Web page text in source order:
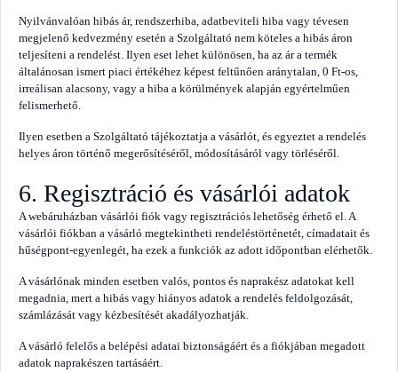
Nyilvánvalóan hibás ár, rendszerhiba, adatbeviteli hiba vagy tévesen
megjelenő kedvezmény esetén a Szolgáltató nem köteles a hibás áron
teljesíteni a rendelést. Ilyen eset lehet különösen, ha az ár a termék
általánosan ismert piaci értékéhez képest feltűnően aránytalan, 0 Ft-os,
irreálisan alacsony, vagy a hiba a körülmények alapján egyértelműen
felismerhető.
Ilyen esetben a Szolgáltató tájékoztatja a vásárlót, és egyeztet a rendelés
helyes áron történő megerősítéséről, módosításáról vagy törléséről.
6. Regisztráció és vásárlói adatok
A webáruházban vásárlói fiók vagy regisztrációs lehetőség érhető el. A
vásárlói fiókban a vásárló megtekintheti rendeléstörténetét, címadatait és
hűségpont-egyenlegét, ha ezek a funkciók az adott időpontban elérhetők.
A vásárlónak minden esetben valós, pontos és naprakész adatokat kell
megadnia, mert a hibás vagy hiányos adatok a rendelés feldolgozását,
számlázását vagy kézbesítését akadályozhatják.
A vásárló felelős a belépési adatai biztonságáért és a fiókjában megadott
adatok naprakészen tartásáért.